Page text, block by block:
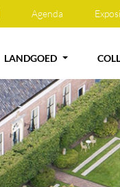
Agenda
LANDGOED